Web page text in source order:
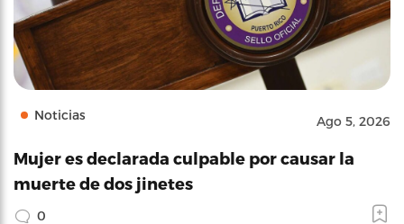
Noticias Ago 5, 2026
Mujer es declarada culpable por causar la
muerte de dos jinetes
0